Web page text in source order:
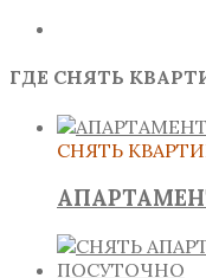
ГДЕ СНЯТЬ
СНЯТЬ